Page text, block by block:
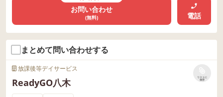
お問い合わせ
(無料) 電話
まとめて問い合わせする
放課後等デイサービス
ReadyGO八木
リストに
保存